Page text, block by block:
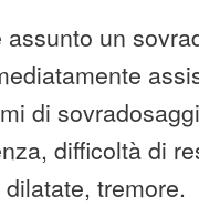
un
di
difficoltà di
tremore.